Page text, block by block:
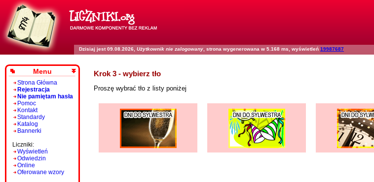
Dzisiaj jest 09.08.2026, Użytkownik nie zalogowany , strona wygenerowana w 5.168 ms, wyświetleń 19987687
Menu
Strona Główna
Rejestracja
Nie pamiętam hasła
Pomoc
Kontakt
Standardy
Katalog
Bannerki
Liczniki:
Wyświetleń
Odwiedzin
Online
Oferowane wzory
Krok 3 - wybierz tło
Proszę wybrać tło z listy poniżej